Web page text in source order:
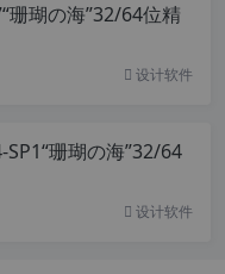
珊瑚の海”32/64位精
设计软件
珊瑚の海”32/64
设计软件